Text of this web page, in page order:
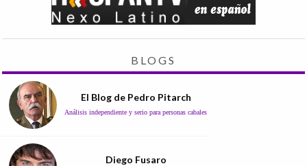
BLOGS
El Blog de Pedro Pitarch
Análisis independiente y serio para personas cabales
Diego Fusaro